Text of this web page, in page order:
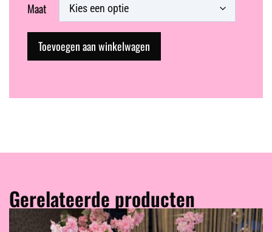
Maat
Toevoegen aan winkelwagen
Gerelateerde producten